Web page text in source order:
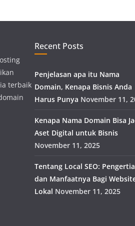
terbaik
Recent Posts
Penjelasan apa itu Nama
Domain, Kenapa Bisnis Anda
Harus Punya November 11,
Kenapa Nama Domain Bisa
Aset Digital untuk Bisnis
November 11, 2025
Tentang Local SEO:
dan Manfaatnya Bagi
Lokal November 11, 2025